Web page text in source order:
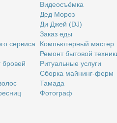
сер­ви­са
бро­вей
Ви­део­съём­ка
Дед Мо­роз
Ди Джей (DJ)
За­каз еды
Ком­пью­тер­ный ма­стер
Ре­монт бы­то­вой
Ри­ту­аль­ные услу­ги
Сбор­ка май­нинг-ферм
Та­ма­да
Фо­то­граф